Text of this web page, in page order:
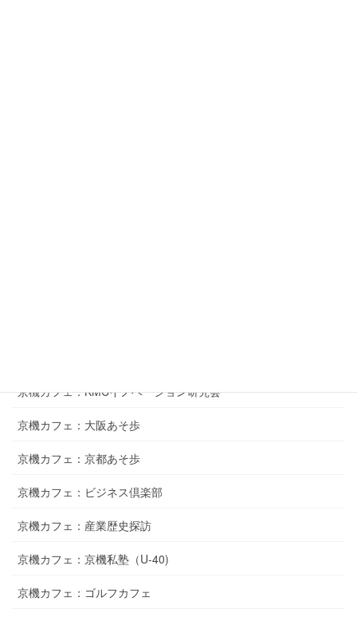
京機カフェ：KMCイノベーション研究会
京機カフェ：大阪あそ歩
京機カフェ：京都あそ歩
京機カフェ：ビジネス倶楽部
京機カフェ：産業歴史探訪
京機カフェ：京機私塾（U-40)
京機カフェ：ゴルフカフェ